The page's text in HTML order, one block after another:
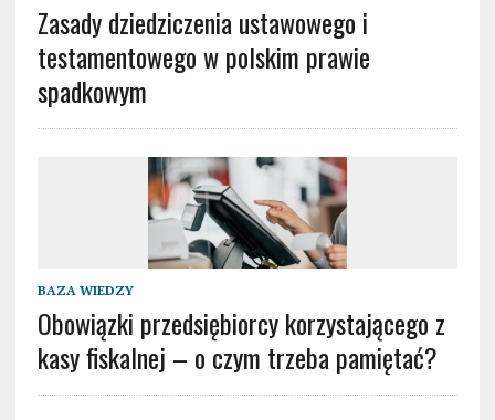
Zasady dziedziczenia ustawowego i
testamentowego w polskim prawie
spadkowym
BAZA WIEDZY
Obowiązki przedsiębiorcy korzystającego z
kasy fiskalnej – o czym trzeba pamiętać?